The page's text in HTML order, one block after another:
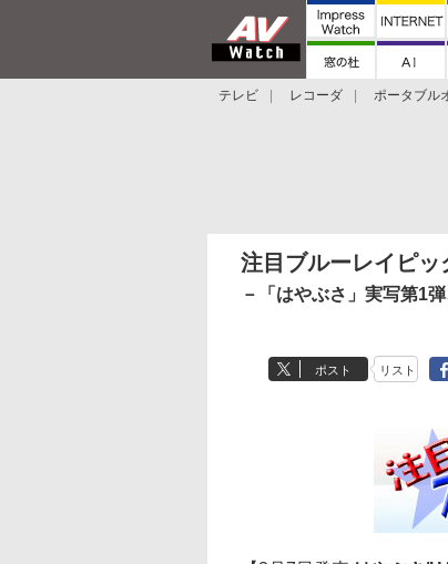
テレビ レコーダ ポータブル
注目ブルーレイピッ
－「はやぶさ」実写第1
ポスト リスト